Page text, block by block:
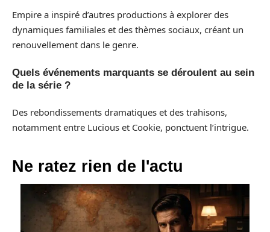
Empire a inspiré d’autres productions à explorer des
dynamiques familiales et des thèmes sociaux, créant un
renouvellement dans le genre.
Quels événements marquants se déroulent au sein
de la série ?
Des rebondissements dramatiques et des trahisons,
notamment entre Lucious et Cookie, ponctuent l’intrigue.
Ne ratez rien de l'actu